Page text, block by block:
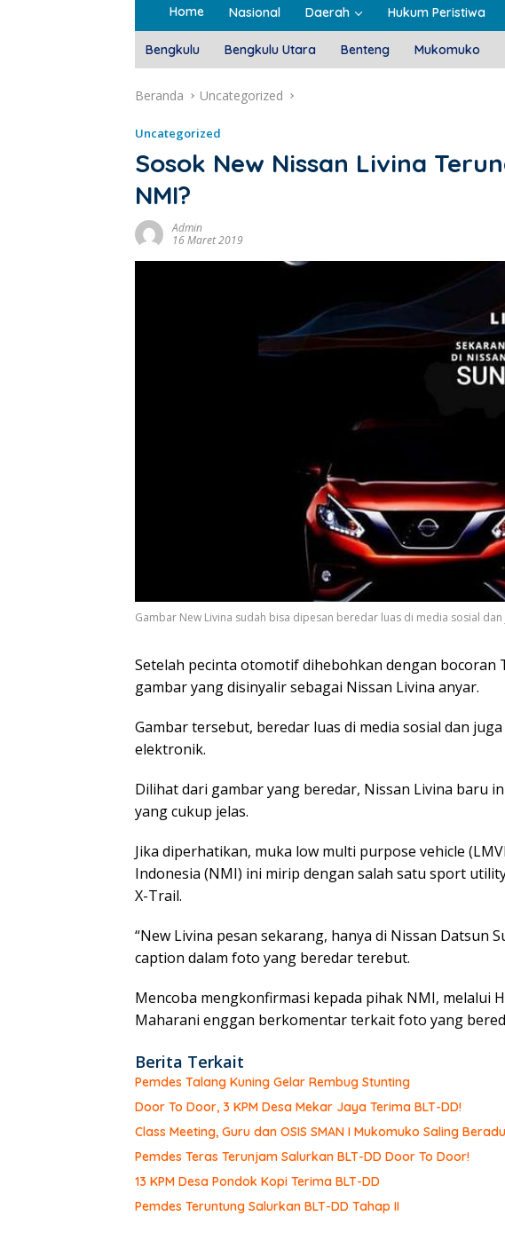
Home Nasional Daerah Hukum Peristiwa
Bengkulu Bengkulu Utara Benteng Mukomuko
Beranda Uncategorized
Uncategorized
Sosok New Nissan Livina
NMI?
Admin
16 Maret 2019
Gambar New Livina sudah bisa dipesan beredar luas di media sosial
Setelah pecinta otomotif dihebohkan dengan bocoran
gambar yang disinyalir sebagai Nissan Livina anyar.
Gambar tersebut, beredar luas di media sosial dan
elektronik.
Dilihat dari gambar yang beredar, Nissan Livina baru
yang cukup jelas.
Jika diperhatikan, muka low multi purpose vehicle
Indonesia (NMI) ini mirip dengan salah satu sport
X-Trail.
“New Livina pesan sekarang, hanya di Nissan Datsun
caption dalam foto yang beredar terebut.
Mencoba mengkonfirmasi kepada pihak NMI, melalui
Maharani enggan berkomentar terkait foto yang
Berita Terkait
Pemdes Talang Kuning Gelar Rembug Stunting
Door To Door, 3 KPM Desa Mekar Jaya Terima BLT-DD!
Class Meeting, Guru dan OSIS SMAN I Mukomuko Saling
Pemdes Teras Terunjam Salurkan BLT-DD Door To Door!
13 KPM Desa Pondok Kopi Terima BLT-DD
Pemdes Teruntung Salurkan BLT-DD Tahap II